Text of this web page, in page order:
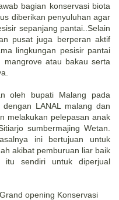
bagian konservasi biota
diberikan penyuluhan agar
sepanjang pantai..Selain
pusat juga berperan aktif
lingkungan pesisir pantai
mangrove atau bakau serta
oleh bupati Malang pada
LANAL malang dan
melakukan pelepasan anak
sumbermajing Wetan.
ini bertujuan untuk
akibat pemburuan liar baik
itu sendiri untuk diperjual
opening Konservasi